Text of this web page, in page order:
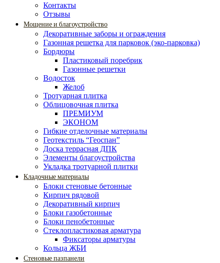
Контакты
Отзывы
Мощение и благоустройство
Декоративные заборы и ограждения
Газонная решетка для парковок (эко-парковка)
Бордюры
Пластиковый поребрик
Газонные решетки
Водосток
Желоб
Тротуарная плитка
Облицовочная плитка
ПРЕМИУМ
ЭКОНОМ
Гибкие отделочные материалы
Геотекстиль “Геоспан”
Доска террасная ДПК
Элементы благоустройства
Укладка тротуарной плитки
Кладочные материалы
Блоки стеновые бетонные
Кирпич рядовой
Декоративный кирпич
Блоки газобетонные
Блоки пенобетонные
Стеклопластиковая арматура
Фиксаторы арматуры
Кольца ЖБИ
Стеновые пазпанели